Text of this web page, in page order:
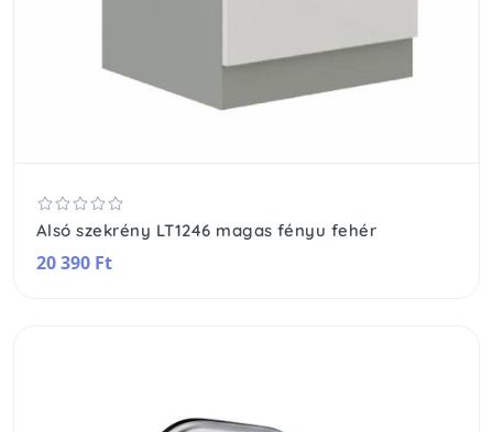
Alsó szekrény LT1246 magas fényu fehér
20 390 Ft